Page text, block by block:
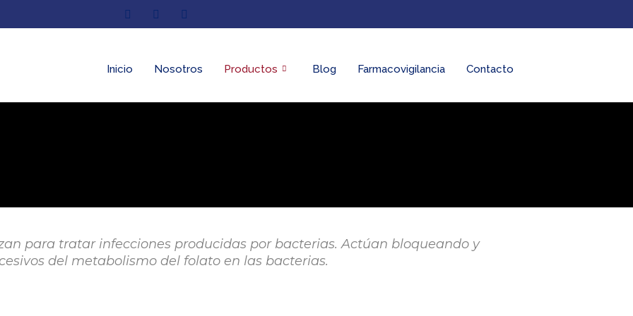
Inicio Nosotros Productos Blog Farmacovigilancia Contacto
para tratar infecciones producidas por bacterias. Actúan bloqueando y
del metabolismo del folato en las bacterias.